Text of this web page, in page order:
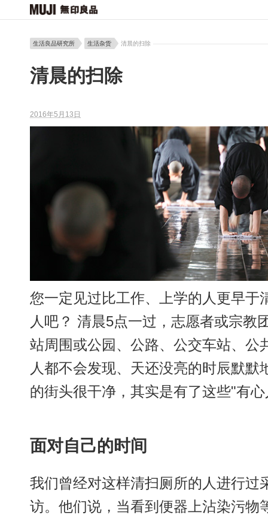
生活良品研究所 生活杂货 清晨的扫除
清晨的扫除
2016年5月13日
您一定见过比工作、上学的人更早于
人吧？ 清晨5点一过，志愿者或宗教
站周围或公园、公路、公交车站、公
人都不会发现、天还没亮的时辰默
的街头很干净，其实是有了这些"有
面对自己的时间
我们曾经对这样清扫厕所的人进行过
访。他们说，当看到便器上沾染污物